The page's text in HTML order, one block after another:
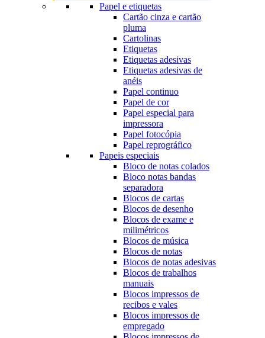
Papel e etiquetas
Cartão cinza e cartão
pluma
Cartolinas
Etiquetas
Etiquetas adesivas
Etiquetas adesivas de
anéis
Papel continuo
Papel de cor
Papel especial para
impressora
Papel fotocópia
Papel reprográfico
Papeis especiais
Bloco de notas colados
Bloco notas bandas
separadora
Blocos de cartas
Blocos de desenho
Blocos de exame e
milimétricos
Blocos de música
Blocos de notas
Blocos de notas adesivas
Blocos de trabalhos
manuais
Blocos impressos de
recibos e vales
Blocos impressos de
empregado